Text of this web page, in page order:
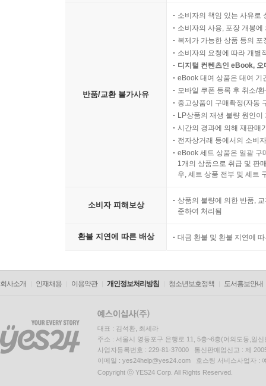
반품/교환 불가사유
소비자의 책임 있는 사유로
소비자의 사용, 포장 개봉
복제가 가능한 상품 등의
소비자의 요청에 따라 개별
디지털 컨텐츠인 eBook,
eBook 대여 상품은 대여 기
모바일 쿠폰 등록 후 취소/
중고상품이 구매확정(자동
LP상품의 재생 불량 원인
시간의 경과에 의해 재판매
전자상거래 등에서의 소비
eBook 세트 상품은 일괄 구
1개의 상품으로 취급 및 판
우, 세트 상품 전부 및 세트
소비자 피해보상
상품의 불량에 의한 반품,
준하여 처리됨
환불 지연에 따른 배상 대금 환불 및 환불 지연에
회사소개 인재채용 이용약관 개인정보처리방침 청소년보호정책 도서홍보안내
대표 : 김석환, 최세라
주소 : 서울시 영등포구 은행로 11, 5층~6층(여의도동,일신
사업자등록번호 : 229-81-37000 통신판매업신고 : 제
이메일 : yes24help@yes24.com 호스팅 서비스사업자 :
Copyright ⓒ YES24 Corp. All Rights Reserved.